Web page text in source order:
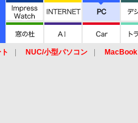
NUC/小型パソコン MacBook